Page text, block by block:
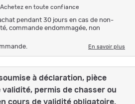
Achetez en toute confiance
pendant 30 jours en cas de non-
commande endommagée, non
En savoir plus
à déclaration, pièce
permis de chasser ou
cours de validité obligatoire.